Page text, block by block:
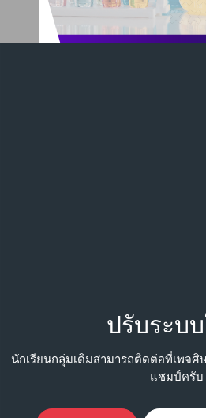
ปรับระบ
นักเรียนกลุ่มเดิมสามารถติดต่อที่เพจ
แชมป์ครับ